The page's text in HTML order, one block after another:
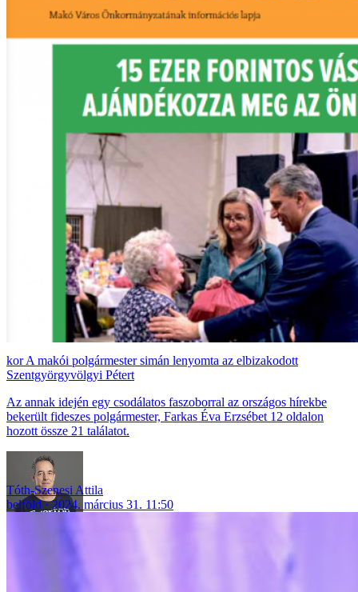
A makói polgármester simán lenyomta az elbizakodott
Szentgyörgyvölgyi Pétert
Az annak idején egy csodálatos faszoborral az országos hírekbe
bekerült fideszes polgármester, Farkas Éva Erzsébet 12 oldalon
hozott össze 21 találatot.
Tóth-Szenesi Attila
belföld
2024. március 31. 11:50